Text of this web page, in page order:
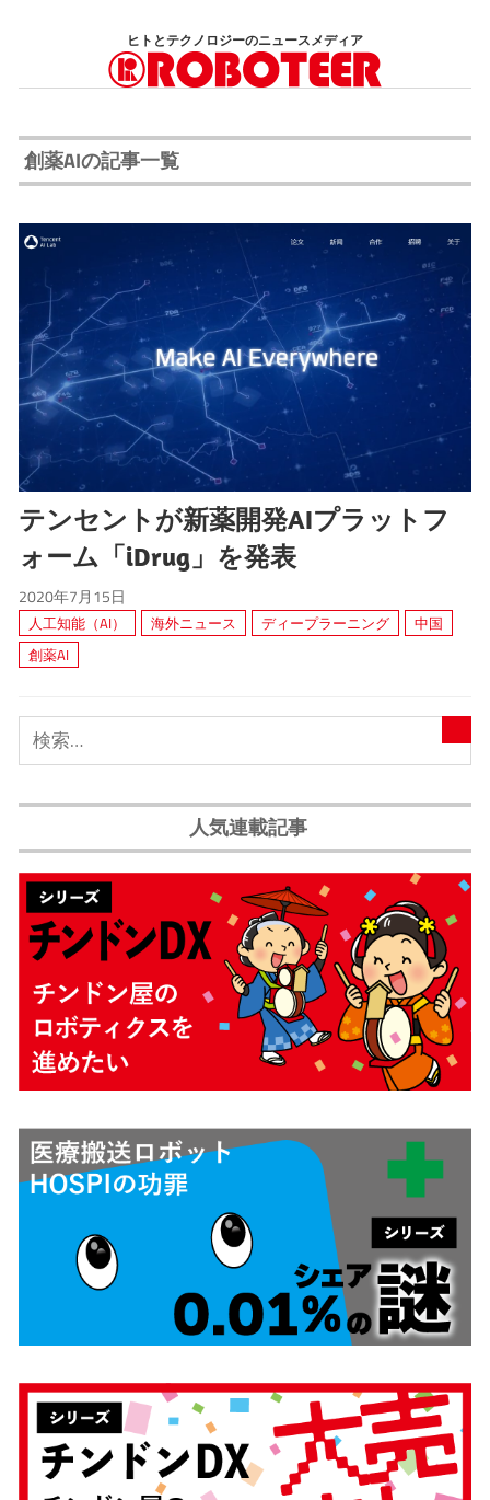
ツ
へ
キ
プ
ヒトとテクノロジーのニュースメディア
創薬AIの記事一覧
テンセントが新薬開発AIプラットフ
ォーム「iDrug」を発表
2020年7月15日
人工知能（AI） 海外ニュース ディープラーニング
中国
創薬AI
人気連載記事